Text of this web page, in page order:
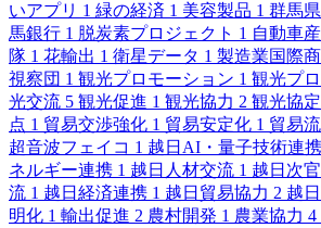
いアプリ 1 緑の経済 1 美容製品 1 群馬県
馬銀行 1 脱炭素プロジェクト 1 自動車
隊 1 花輸出 1 衛星データ 1 製造業国際
視察団 1 観光プロモーション 1 観光プ
光交流 5 観光促進 1 観光協力 2 観光協定
点 1 貿易交渉強化 1 貿易安定化 1 貿易
超音波フェイコ 1 越日AI・量子技術連携
ネルギー連携 1 越日人材交流 1 越日次
流 1 越日経済連携 1 越日貿易協力 2 越
明化 1 輸出促進 2 農村開発 1 農業協力 4